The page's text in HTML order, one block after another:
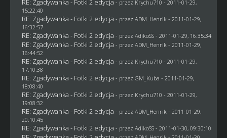
- przez Krychu710 - 2011-01-29,
15:22:40
RE: Zgadywanka - Fotki 2 edycja - przez ADM_Henrik - 2011-01-29,
16:32:57
RE: Zgadywanka - Fotki 2 edycja - przez AdikoSS - 2011-01-29, 16:35:34
RE: Zgadywanka - Fotki 2 edycja - przez ADM_Henrik - 2011-01-29,
16:44:52
RE: Zgadywanka - Fotki 2 edycja - przez Krychu710 - 2011-01-29,
17:10:38
RE: Zgadywanka - Fotki 2 edycja - przez GM_Kuba - 2011-01-29,
18:08:40
RE: Zgadywanka - Fotki 2 edycja - przez Krychu710 - 2011-01-29,
19:08:32
RE: Zgadywanka - Fotki 2 edycja - przez ADM_Henrik - 2011-01-29,
20:10:45
RE: Zgadywanka - Fotki 2 edycja - przez AdikoSS - 2011-01-30, 09:30:10